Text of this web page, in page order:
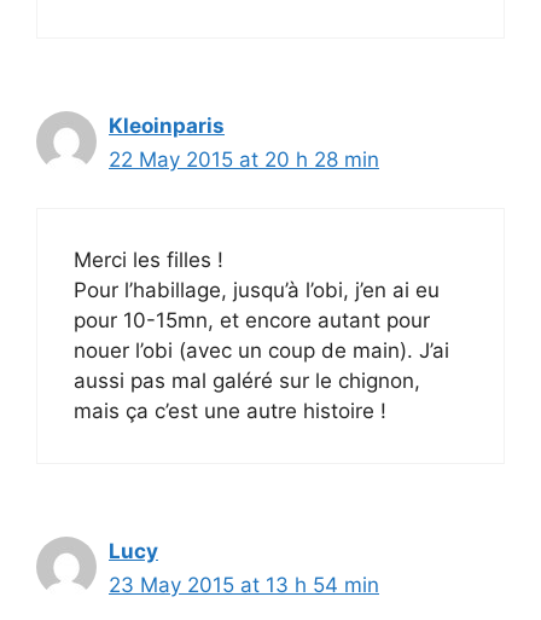
Kleoinparis
22 May 2015 at 20 h 28 min
Merci les filles !
Pour l’habillage, jusqu’à l’obi, j’en ai eu
pour 10-15mn, et encore autant pour
nouer l’obi (avec un coup de main). J’ai
aussi pas mal galéré sur le chignon,
mais ça c’est une autre histoire !
Lucy
23 May 2015 at 13 h 54 min